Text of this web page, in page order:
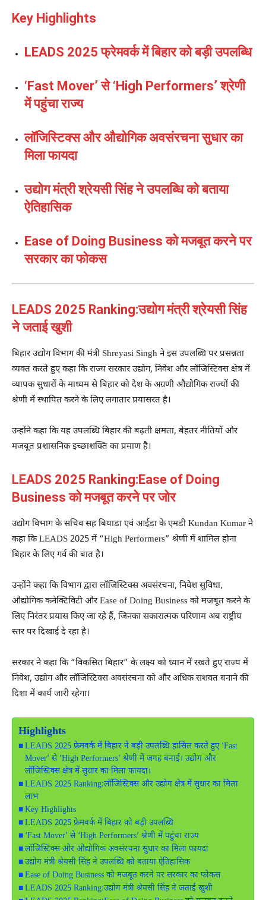
Key Highlights
LEADS 2025 फ्रेमवर्क में बिहार को बड़ी उपलब्धि
‘Fast Mover’ से ‘High Performers’ श्रेणी
में पहुंचा राज्य
लॉजिस्टिक्स और औद्योगिक अवसंरचना सुधार का
मिला फायदा
उद्योग मंत्री श्रेयसी सिंह ने उपलब्धि को बताया
ऐतिहासिक
Ease of Doing Business को मजबूत करने पर
सरकार का फोकस
LEADS 2025 Ranking:उद्योग मंत्री श्रेयसी सिंह
ने जताई खुशी
बिहार उद्योग विभाग की मंत्री Shreyasi Singh ने इस उपलब्धि पर प्रसन्नता
व्यक्त करते हुए कहा कि राज्य सरकार उद्योग, निवेश और लॉजिस्टिक्स क्षेत्र में
व्यापक सुधारों के माध्यम से बिहार को देश के अग्रणी औद्योगिक राज्यों की
श्रेणी में स्थापित करने के लिए लगातार प्रयासरत है।
उन्होंने कहा कि यह उपलब्धि बिहार की बढ़ती क्षमता, बेहतर नीतियों और
मजबूत प्रशासनिक इच्छाशक्ति का प्रमाण है।
LEADS 2025 Ranking:Ease of Doing
Business को मजबूत करने पर जोर
उद्योग विभाग के सचिव सह बियाडा एवं आईडा के एमडी Kundan Kumar ने
कहा कि LEADS 2025 में “High Performers” श्रेणी में शामिल होना
बिहार के लिए गर्व की बात है।
उन्होंने कहा कि विभाग द्वारा लॉजिस्टिक्स अवसंरचना, निवेश सुविधा,
औद्योगिक कनेक्टिविटी और Ease of Doing Business को मजबूत करने के
लिए निरंतर प्रयास किए जा रहे हैं, जिनका सकारात्मक परिणाम अब राष्ट्रीय
स्तर पर दिखाई दे रहा है।
सरकार ने कहा कि “विकसित बिहार” के लक्ष्य को ध्यान में रखते हुए राज्य में
निवेश, उद्योग और लॉजिस्टिक्स अवसंरचना को और अधिक सशक्त बनाने की
दिशा में कार्य जारी रहेगा।
Highlights
LEADS 2025 फ्रेमवर्क में बिहार ने बड़ी उपलब्धि हासिल करते हुए ‘Fast
Mover’ से ‘High Performers’ श्रेणी में जगह बनाई। उद्योग और
लॉजिस्टिक्स क्षेत्र में सुधार का मिला फायदा।
LEADS 2025 Ranking:लॉजिस्टिक्स और उद्योग क्षेत्र में सुधार का मिला
लाभ
Key Highlights
LEADS 2025 फ्रेमवर्क में बिहार को बड़ी उपलब्धि
‘Fast Mover’ से ‘High Performers’ श्रेणी में पहुंचा राज्य
लॉजिस्टिक्स और औद्योगिक अवसंरचना सुधार का मिला फायदा
उद्योग मंत्री श्रेयसी सिंह ने उपलब्धि को बताया ऐतिहासिक
Ease of Doing Business को मजबूत करने पर सरकार का फोकस
LEADS 2025 Ranking:उद्योग मंत्री श्रेयसी सिंह ने जताई खुशी